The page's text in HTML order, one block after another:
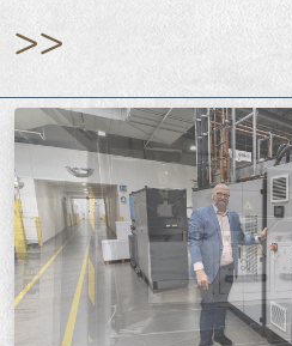
>>